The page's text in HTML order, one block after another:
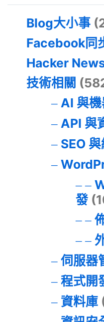
Blog大小事
Facebook同
Hacker
技術相關
AI 與
API 與
SEO
發
伺服器
程式開
資料庫